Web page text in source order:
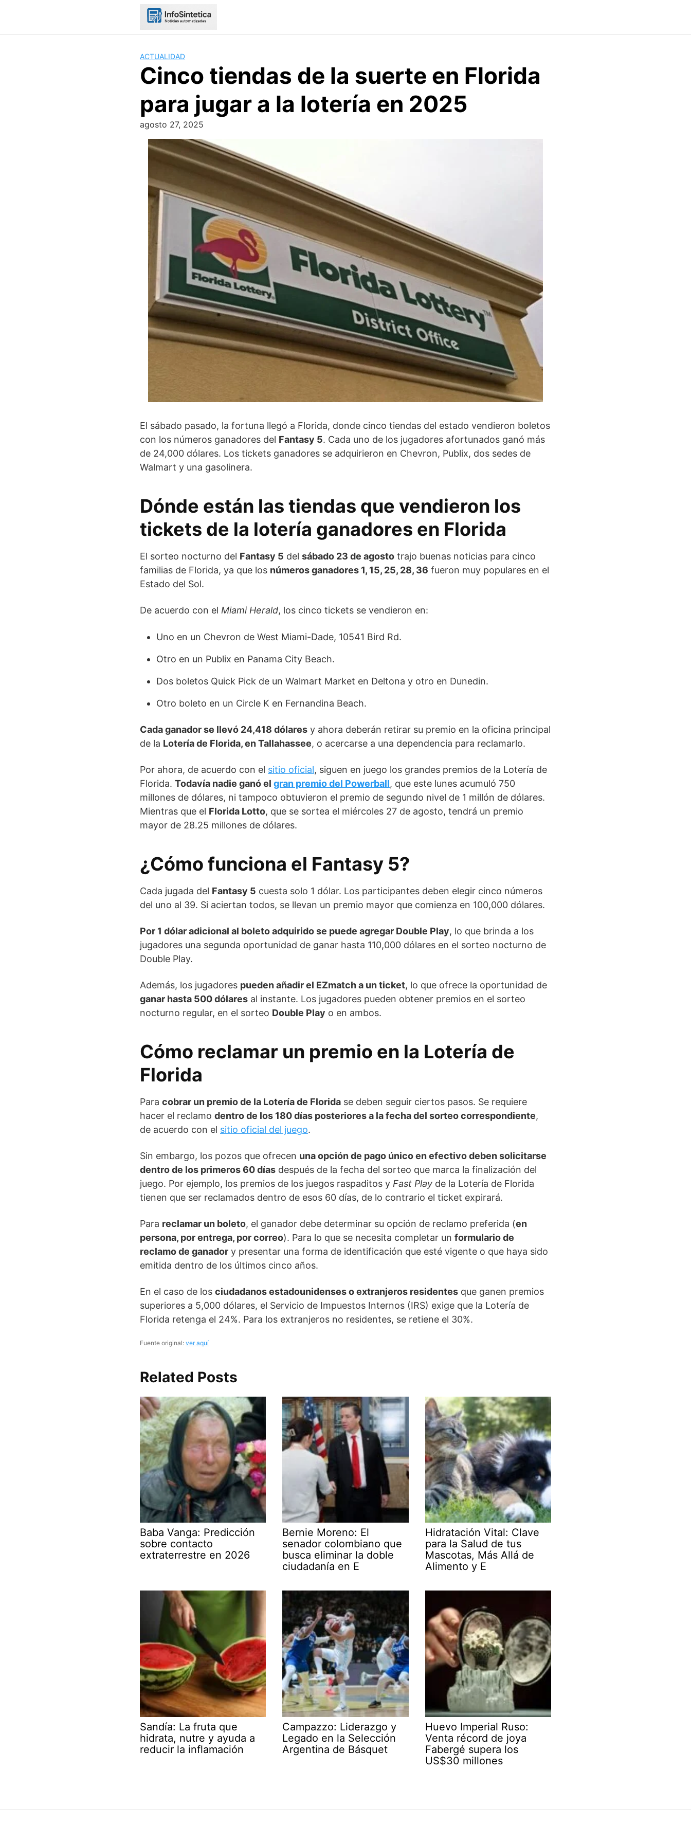
ACTUALIDAD
Cinco tiendas de la suerte en Florida
para jugar a la lotería en 2025
agosto 27, 2025
El sábado pasado, la fortuna llegó a Florida, donde cinco tiendas del estado vendieron boletos
con los números ganadores del Fantasy 5. Cada uno de los jugadores afortunados ganó más
de 24,000 dólares. Los tickets ganadores se adquirieron en Chevron, Publix, dos sedes de
Walmart y una gasolinera.
Dónde están las tiendas que vendieron los
tickets de la lotería ganadores en Florida
El sorteo nocturno del Fantasy 5 del sábado 23 de agosto trajo buenas noticias para cinco
familias de Florida, ya que los números ganadores 1, 15, 25, 28, 36 fueron muy populares en el
Estado del Sol.
De acuerdo con el Miami Herald, los cinco tickets se vendieron en:
Uno en un Chevron de West Miami-Dade, 10541 Bird Rd.
Otro en un Publix en Panama City Beach.
Dos boletos Quick Pick de un Walmart Market en Deltona y otro en Dunedin.
Otro boleto en un Circle K en Fernandina Beach.
Cada ganador se llevó 24,418 dólares y ahora deberán retirar su premio en la oficina principal
de la Lotería de Florida, en Tallahassee, o acercarse a una dependencia para reclamarlo.
Por ahora, de acuerdo con el sitio oficial, siguen en juego los grandes premios de la Lotería de
Florida. Todavía nadie ganó el gran premio del Powerball, que este lunes acumuló 750
millones de dólares, ni tampoco obtuvieron el premio de segundo nivel de 1 millón de dólares.
Mientras que el Florida Lotto, que se sortea el miércoles 27 de agosto, tendrá un premio
mayor de 28.25 millones de dólares.
¿Cómo funciona el Fantasy 5?
Cada jugada del Fantasy 5 cuesta solo 1 dólar. Los participantes deben elegir cinco números
del uno al 39. Si aciertan todos, se llevan un premio mayor que comienza en 100,000 dólares.
Por 1 dólar adicional al boleto adquirido se puede agregar Double Play, lo que brinda a los
jugadores una segunda oportunidad de ganar hasta 110,000 dólares en el sorteo nocturno de
Double Play.
Además, los jugadores pueden añadir el EZmatch a un ticket, lo que ofrece la oportunidad de
ganar hasta 500 dólares al instante. Los jugadores pueden obtener premios en el sorteo
nocturno regular, en el sorteo Double Play o en ambos.
Cómo reclamar un premio en la Lotería de
Florida
Para cobrar un premio de la Lotería de Florida se deben seguir ciertos pasos. Se requiere
hacer el reclamo dentro de los 180 días posteriores a la fecha del sorteo correspondiente,
de acuerdo con el sitio oficial del juego.
Sin embargo, los pozos que ofrecen una opción de pago único en efectivo deben solicitarse
dentro de los primeros 60 días después de la fecha del sorteo que marca la finalización del
juego. Por ejemplo, los premios de los juegos raspaditos y Fast Play de la Lotería de Florida
tienen que ser reclamados dentro de esos 60 días, de lo contrario el ticket expirará.
Para reclamar un boleto, el ganador debe determinar su opción de reclamo preferida (en
persona, por entrega, por correo). Para lo que se necesita completar un formulario de
reclamo de ganador y presentar una forma de identificación que esté vigente o que haya sido
emitida dentro de los últimos cinco años.
En el caso de los ciudadanos estadounidenses o extranjeros residentes que ganen premios
superiores a 5,000 dólares, el Servicio de Impuestos Internos (IRS) exige que la Lotería de
Florida retenga el 24%. Para los extranjeros no residentes, se retiene el 30%.
Fuente original: ver aquí
Related Posts
Baba Vanga: Predicción
sobre contacto
extraterrestre en 2026
Bernie Moreno: El
senador colombiano que
busca eliminar la doble
ciudadanía en E
Hidratación Vital: Clave
para la Salud de tus
Mascotas, Más Allá de
Alimento y E
Sandía: La fruta que
hidrata, nutre y ayuda a
reducir la inflamación
Campazzo: Liderazgo y
Legado en la Selección
Argentina de Básquet
Huevo Imperial Ruso:
Venta récord de joya
Fabergé supera los
US$30 millones